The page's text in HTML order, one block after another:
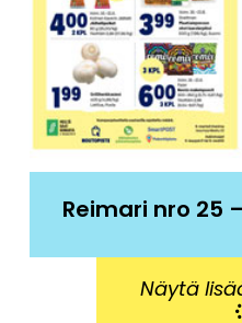
Reimari nro 25
Näytä